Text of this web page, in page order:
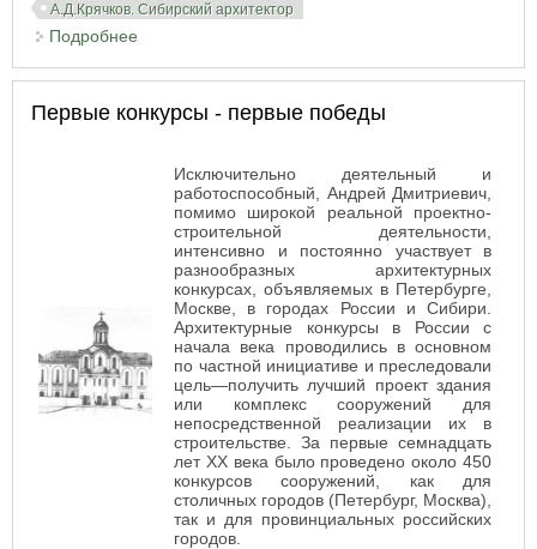
А.Д.Крячков. Сибирский архитектор
Подробнее
Первые конкурсы - первые победы
Исключительно деятельный и
работоспособный, Андрей Дмитриевич,
помимо широкой реальной проектно-
строительной деятельности,
интенсивно и постоянно участвует в
разнообразных архитектурных
конкурсах, объявляемых в Петербурге,
Москве, в городах России и Сибири.
Архитектурные конкурсы в России с
начала века проводились в основном
по частной инициативе и преследовали
цель—получить лучший проект здания
или комплекс сооружений для
непосредственной реализации их в
строительстве. За первые семнадцать
лет XX века было проведено около 450
конкурсов сооружений, как для
столичных городов (Петербург, Москва),
так и для провинциальных российских
городов.